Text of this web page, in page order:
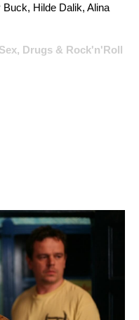
Hilde Dalik, Alina
Sex, Drugs & Rock'n'Roll